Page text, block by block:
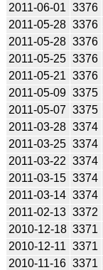
2011-06-01 3376
2011-05-28 3376
2011-05-28 3376
2011-05-25 3376
2011-05-21 3376
2011-05-09 3375
2011-05-07 3375
2011-03-28 3374
2011-03-25 3374
2011-03-22 3374
2011-03-15 3374
2011-03-14 3374
2011-02-13 3372
2010-12-18 3371
2010-12-11 3371
2010-11-16 3371